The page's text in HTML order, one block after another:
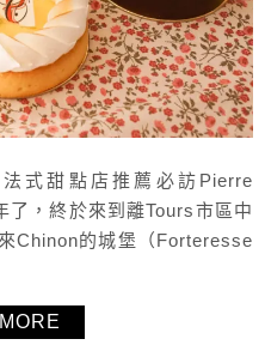
式甜點店推薦必訪Pierre
，終於來到離Tours市區中
Chinon的城堡（Forteresse
到了Pierre Colin這家超優質